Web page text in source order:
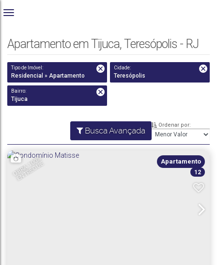
Apartamento em Tijuca, Teresópolis - RJ
Tipo de Imóvel:
Residencial » Apartamento
Cidade:
Teresópolis
Bairro:
Tijuca
Busca Avançada
Ordenar por:
O
B
R
A
1
0
0
%
E
N
T
R
E
G
U
E 12
Apartamento